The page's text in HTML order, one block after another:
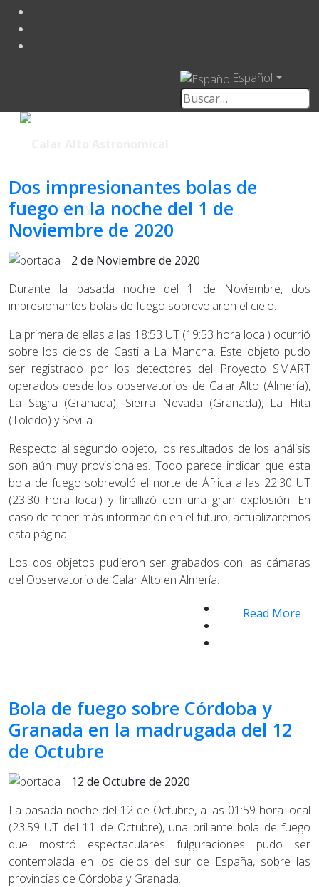
Español
Dos impresionantes bolas de
fuego en la noche del 1 de
Noviembre de 2020
2 de Noviembre de 2020
Durante la pasada noche del 1 de Noviembre, dos
impresionantes bolas de fuego sobrevolaron el cielo.
La primera de ellas a las 18:53 UT (19:53 hora local) ocurrió
sobre los cielos de Castilla La Mancha. Este objeto pudo
ser registrado por los detectores del Proyecto SMART
operados desde los observatorios de Calar Alto (Almería),
La Sagra (Granada), Sierra Nevada (Granada), La Hita
(Toledo) y Sevilla.
Respecto al segundo objeto, los resultados de los análisis
son aún muy provisionales. Todo parece indicar que esta
bola de fuego sobrevoló el norte de África a las 22:30 UT
(23:30 hora local) y finallizó con una gran explosión. En
caso de tener más información en el futuro, actualizaremos
esta página.
Los dos objetos pudieron ser grabados con las cámaras
del Observatorio de Calar Alto en Almería.
Read More
Bola de fuego sobre Córdoba y
Granada en la madrugada del 12
de Octubre
12 de Octubre de 2020
La pasada noche del 12 de Octubre, a las 01:59 hora local
(23:59 UT del 11 de Octubre), una brillante bola de fuego
que mostró espectaculares fulguraciones pudo ser
contemplada en los cielos del sur de España, sobre las
provincias de Córdoba y Granada.